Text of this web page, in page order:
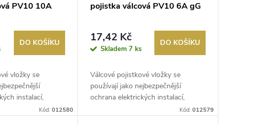
PV10 10A
DO KOŠÍKU
vložky se
instalací,
Kód: 012580
pojistka válcová PV10 6A gG
17,42 Kč
Skladem 7 ks
DO KOŠÍKU
Válcové pojistkové vložky se
používají jako nejbezpečnější
ochrana elektrických instalací,
Kód: 012579